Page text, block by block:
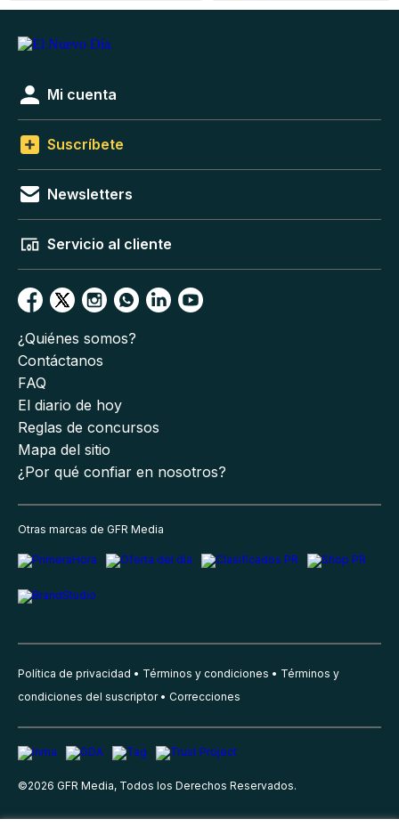
Mi cuenta
Suscríbete
Newsletters
Servicio al cliente
¿Quiénes somos?
Contáctanos
FAQ
El diario de hoy
Reglas de concursos
Mapa del sitio
¿Por qué confiar en nosotros?
Otras marcas de GFR Media
Política de privacidad Términos y condiciones
Términos y
condiciones del suscriptor
Correcciones
©2026 GFR Media, Todos los Derechos Reservados.